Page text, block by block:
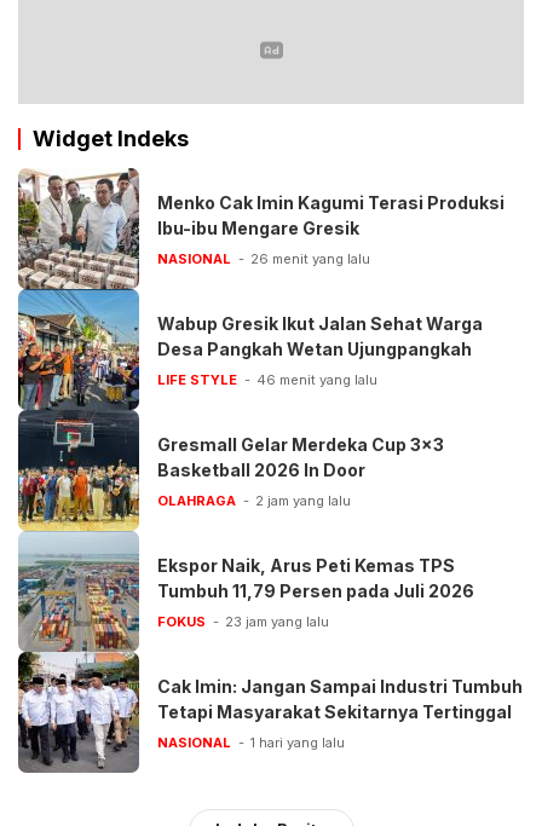
Widget Indeks
Menko Cak Imin Kagumi Terasi Produksi
Ibu-ibu Mengare Gresik
NASIONAL 26 menit yang lalu
Wabup Gresik Ikut Jalan Sehat Warga
Desa Pangkah Wetan Ujungpangkah
LIFE STYLE 46 menit yang lalu
Gresmall Gelar Merdeka Cup 3×3
Basketball 2026 In Door
OLAHRAGA 2 jam yang lalu
Ekspor Naik, Arus Peti Kemas TPS
Tumbuh 11,79 Persen pada Juli 2026
FOKUS 23 jam yang lalu
Cak Imin: Jangan Sampai Industri Tumbuh
Tetapi Masyarakat Sekitarnya Tertinggal
NASIONAL 1 hari yang lalu